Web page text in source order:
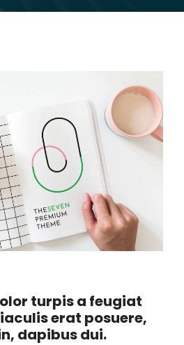
turpis a feugiat
erat posuere,
dapibus dui.